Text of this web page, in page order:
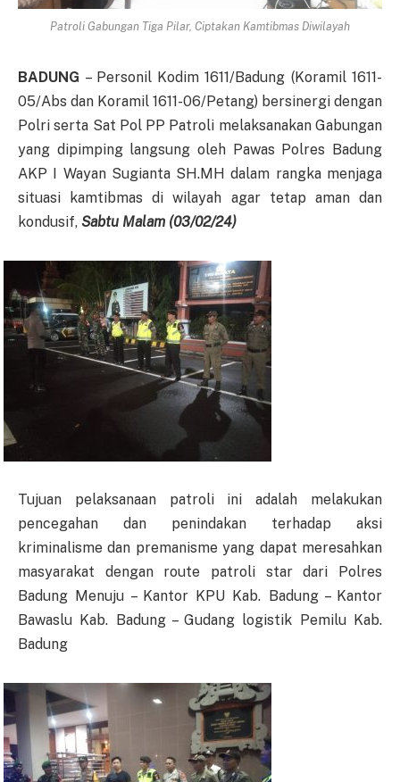
Patroli Gabungan Tiga Pilar, Ciptakan Kamtibmas Diwilayah
BADUNG – Personil Kodim 1611/Badung (Koramil 1611-
05/Abs dan Koramil 1611-06/Petang) bersinergi dengan
Polri serta Sat Pol PP Patroli melaksanakan Gabungan
yang dipimping langsung oleh Pawas Polres Badung
AKP I Wayan Sugianta SH.MH dalam rangka menjaga
situasi kamtibmas di wilayah agar tetap aman dan
kondusif, Sabtu Malam (03/02/24)
Tujuan pelaksanaan patroli ini adalah melakukan
pencegahan dan penindakan terhadap aksi
kriminalisme dan premanisme yang dapat meresahkan
masyarakat dengan route patroli star dari Polres
Badung Menuju – Kantor KPU Kab. Badung – Kantor
Bawaslu Kab. Badung – Gudang logistik Pemilu Kab.
Badung